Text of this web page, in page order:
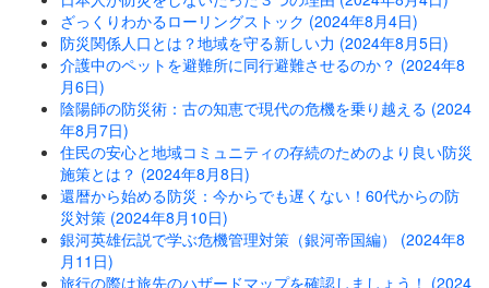
ざっくりわかるローリングストック (2024年8月4日)
防災関係人口とは？地域を守る新しい力 (2024年8月5日)
介護中のペットを避難所に同行避難させるのか？ (2024年8
月6日)
陰陽師の防災術：古の知恵で現代の危機を乗り越える (2024
年8月7日)
住民の安心と地域コミュニティの存続のためのより良い防災
施策とは？ (2024年8月8日)
還暦から始める防災：今からでも遅くない！60代からの防
災対策 (2024年8月10日)
銀河英雄伝説で学ぶ危機管理対策（銀河帝国編） (2024年8
月11日)
旅行の際は旅先のハザードマップを確認しましょう！ (2024